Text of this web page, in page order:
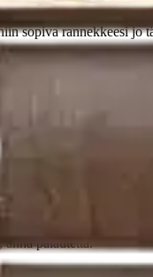
materiaaleista
sopiva rannekkeesi jo
palautetta.